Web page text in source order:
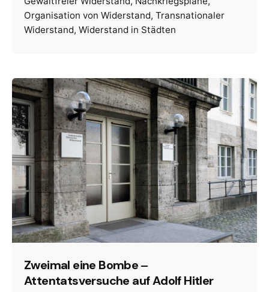
Organisation von Widerstand Transnationaler
Widerstand Widerstand in Städten
Zweimal eine Bombe ‒
Attentatsversuche auf Adolf Hitler